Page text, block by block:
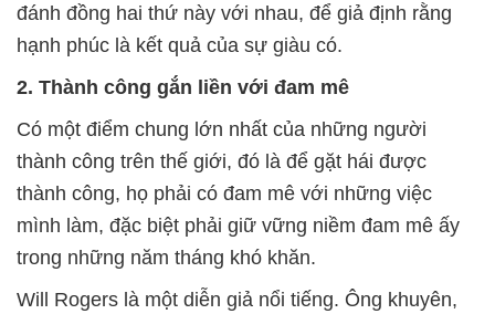
đánh đồng hai thứ này với nhau, để giả định rằng
hạnh phúc là kết quả của sự giàu có.
2. Thành công gắn liền với đam mê
Có một điểm chung lớn nhất của những người
thành công trên thế giới, đó là để gặt hái được
thành công, họ phải có đam mê với những việc
mình làm, đặc biệt phải giữ vững niềm đam mê ấy
trong những năm tháng khó khăn.
Will Rogers là một diễn giả nổi tiếng. Ông khuyên,